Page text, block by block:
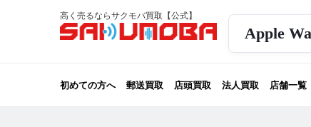
高く売るならサクモバ買取【公式】
Apple
初めての方へ 郵送買取 店頭買取 法人買取 店舗一覧